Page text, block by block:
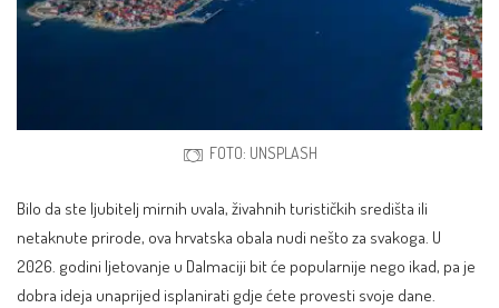
FOTO: UNSPLASH
Bilo da ste ljubitelj mirnih uvala, živahnih turističkih središta ili
netaknute prirode, ova hrvatska obala nudi nešto za svakoga. U
2026. godini ljetovanje u Dalmaciji bit će popularnije nego ikad, pa je
dobra ideja unaprijed isplanirati gdje ćete provesti svoje dane.